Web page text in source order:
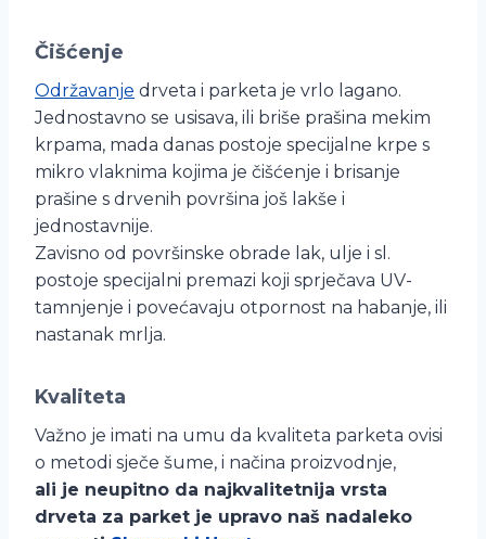
Čišćenje
Održavanje drveta i parketa je vrlo lagano.
Jednostavno se usisava, ili briše prašina mekim
krpama, mada danas postoje specijalne krpe s
mikro vlaknima kojima je čišćenje i brisanje
prašine s drvenih površina još lakše i
jednostavnije.
Zavisno od površinske obrade lak, ulje i sl.
postoje specijalni premazi koji sprječava UV-
tamnjenje i povećavaju otpornost na habanje, ili
nastanak mrlja.
Kvaliteta
Važno je imati na umu da kvaliteta parketa ovisi
o metodi sječe šume, i načina proizvodnje,
ali je neupitno da najkvalitetnija vrsta
drveta za parket je upravo naš nadaleko